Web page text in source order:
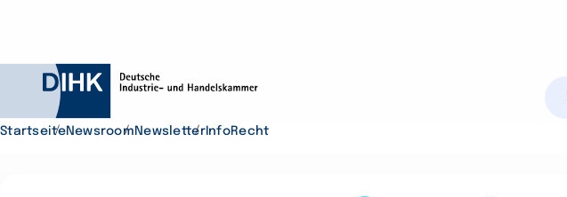
StartseiteNewsroom NewsletterInfoRecht